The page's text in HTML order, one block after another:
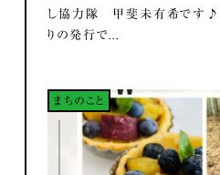
し協力隊 甲斐未有希です♪
りの発行で...
まちのこと